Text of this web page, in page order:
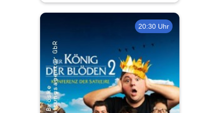
20:30 Uhr